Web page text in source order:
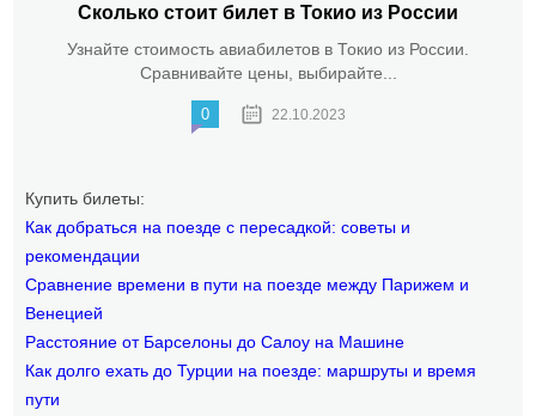
Сколько стоит билет в Токио из России
Узнайте стоимость авиабилетов в Токио из России.
Сравнивайте цены, выбирайте...
0 22.10.2023
Купить билеты:
Как добраться на поезде с пересадкой: советы и
рекомендации
Сравнение времени в пути на поезде между Парижем и
Венецией
Расстояние от Барселоны до Салоу на Машине
Как долго ехать до Турции на поезде: маршруты и время
пути